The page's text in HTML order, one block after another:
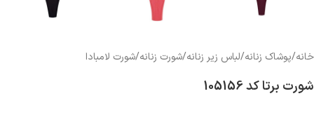
خانه/پوشاک زنانه/لباس زیر زنانه/شورت زنانه/شورت لامبادا
شورت برتا کد 105156